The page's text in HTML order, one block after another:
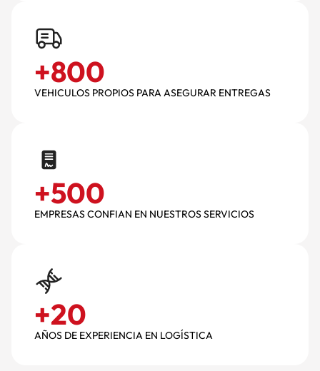
VEHICULOS PROPIOS PARA ASEGURAR ENTREGAS
+800
EMPRESAS CONFIAN EN NUESTROS SERVICIOS
+500
AÑOS DE EXPERIENCIA EN LOGÍSTICA
+20